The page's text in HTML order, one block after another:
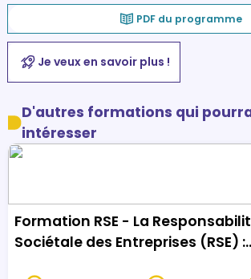
PDF du programme
Je veux en savoir plus !
D'autres formations qui
intéresser
Formation RSE - La
Sociétale des Entreprises (RSE) :